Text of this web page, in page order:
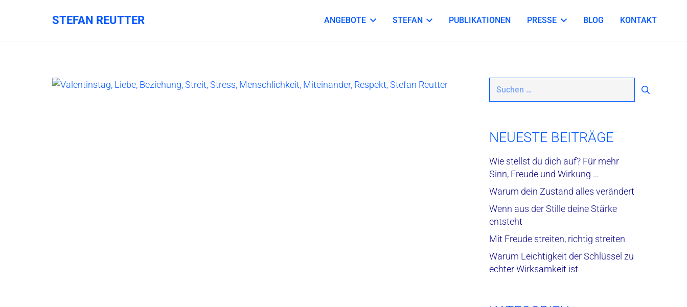
STEFAN REUTTER ANGEBOTE STEFAN PUBLIKATIONEN PRESSE BLOG KONTAKT
Suchen
NEUESTE BEITRÄGE
Wie stellst du dich auf? Für mehr
Sinn, Freude und Wirkung …
Warum dein Zustand alles verändert
Wenn aus der Stille deine Stärke
entsteht
Mit Freude streiten, richtig streiten
Warum Leichtigkeit der Schlüssel zu
echter Wirksamkeit ist